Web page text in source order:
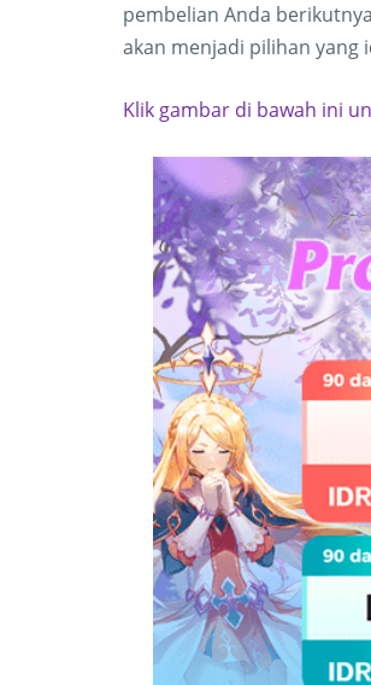
pembelian Anda
akan menjadi pilihan yang
Klik gambar di bawah ini